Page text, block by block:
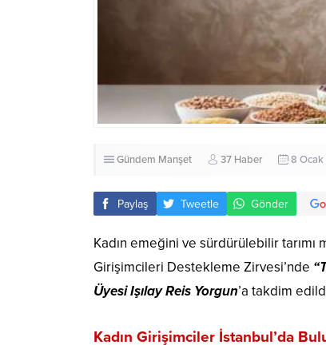
Gündem Manşet 37 Haber 8
Paylaş Tweetle Gönder
Kadın emeğini ve sürdürülebilir tarımı
Girişimcileri Destekleme Zirvesi’nde
Üyesi Işılay Reis Yorgun’a takdim
Kadın Girişimciler İstanbul’da